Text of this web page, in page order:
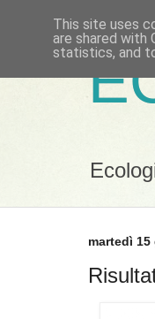
martedì 15
This site uses
are shared with
statistics, and